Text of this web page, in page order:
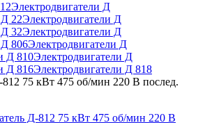
Электродвигатели Д
22Электродвигатели Д
32Электродвигатели Д
Д 806Электродвигатели Д
Д 810Электродвигатели Д
Д 816Электродвигатели Д 818
812 75 кВт 475 об/мин 220 В послед.